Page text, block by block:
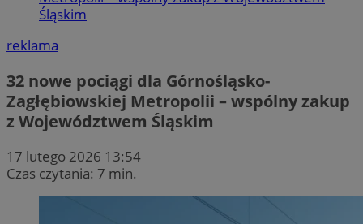
Śląskim
reklama
32 nowe pociągi dla Górnośląsko-
Zagłębiowskiej Metropolii – wspólny zakup
z Województwem Śląskim
17 lutego 2026 13:54
Czas czytania: 7 min.